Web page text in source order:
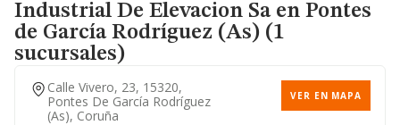
Industrial De Elevacion Saen Pontes
de García Rodríguez (As) (1
sucursales)
Calle Vivero, 23, 15320,
Pontes De García Rodríguez
(as), Coruña
VER EN MAPA